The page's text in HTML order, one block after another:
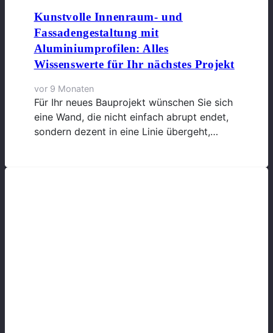
Kunstvolle Innenraum- und
Fassadengestaltung mit
Aluminiumprofilen: Alles
Wissenswerte für Ihr nächstes Projekt
vor 9 Monaten
Für Ihr neues Bauprojekt wünschen Sie sich
eine Wand, die nicht einfach abrupt endet,
sondern dezent in eine Linie übergeht,…